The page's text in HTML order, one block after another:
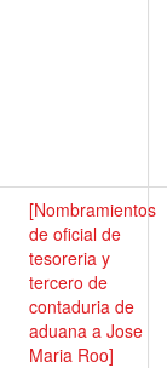
[Nombramientos
de oficial de
tesoreria y
tercero de
contaduria de
aduana a Jose
Maria Roo]